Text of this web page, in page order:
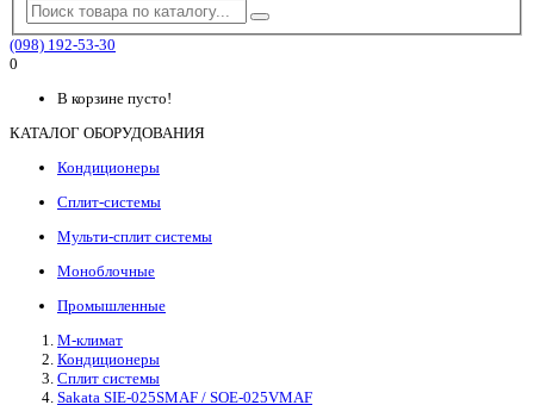
(098) 192-53-30
0
В корзине пусто!
КАТАЛОГ ОБОРУДОВАНИЯ
Кондиционеры
Сплит-системы
Мульти-сплит системы
Моноблочные
Промышленные
М-климат
Кондиционеры
Сплит системы
Sakata SIE-025SMAF / SOE-025VMAF